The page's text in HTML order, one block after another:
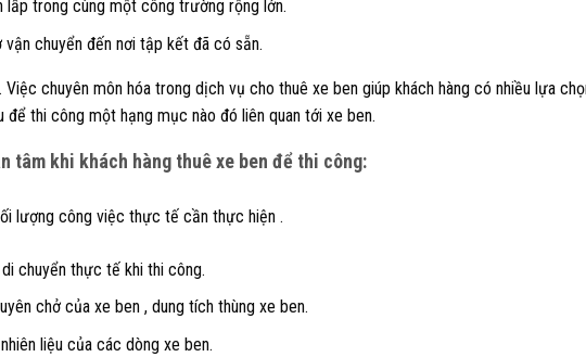
lấp trong cùng một công trường rộng lớn.
chuyển đến nơi tập kết đã có sẵn.
Việc chuyên môn hóa trong dịch vụ cho thuê xe ben giúp khách hàng có nhiều lựa
để thi công một hạng mục nào đó liên quan tới xe ben.
tâm khi khách hàng thuê xe ben để thi công:
lượng công việc thực tế cần thực hiện .
chuyển thực tế khi thi công.
chở của xe ben , dung tích thùng xe ben.
liệu của các dòng xe ben.